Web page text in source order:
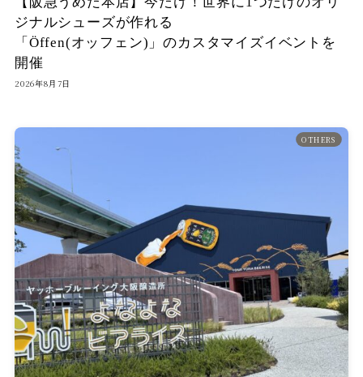
ジナルシューズが作れる
「Öffen(オッフェン)」のカスタマイズイベントを
開催
2026年8月7日
OTHERS